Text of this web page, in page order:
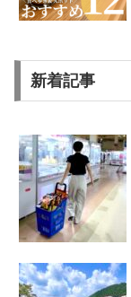
新着記事